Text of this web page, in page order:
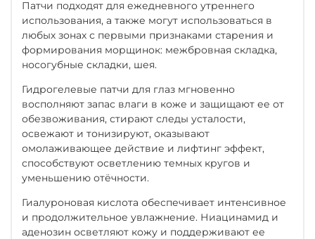
Патчи подходят для ежедневного утреннего
использования, а также могут использоваться в
любых зонах с первыми признаками старения и
формирования морщинок: межбровная складка,
носогубные складки, шея.
Гидрогелевые патчи для глаз мгновенно
восполняют запас влаги в коже и защищают ее от
обезвоживания, стирают следы усталости,
освежают и тонизируют, оказывают
омолаживающее действие и лифтинг эффект,
способствуют осветлению темных кругов и
уменьшению отёчности.
Гиалуроновая кислота обеспечивает интенсивное
и продолжительное увлажнение. Ниацинамид и
аденозин осветляют кожу и поддерживают ее